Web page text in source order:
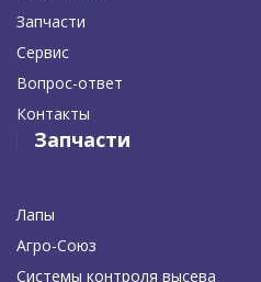
Запчасти
Сервис
Вопрос-ответ
Контакты
Запчасти
Лапы
Агро-Союз
Системы контроля высева